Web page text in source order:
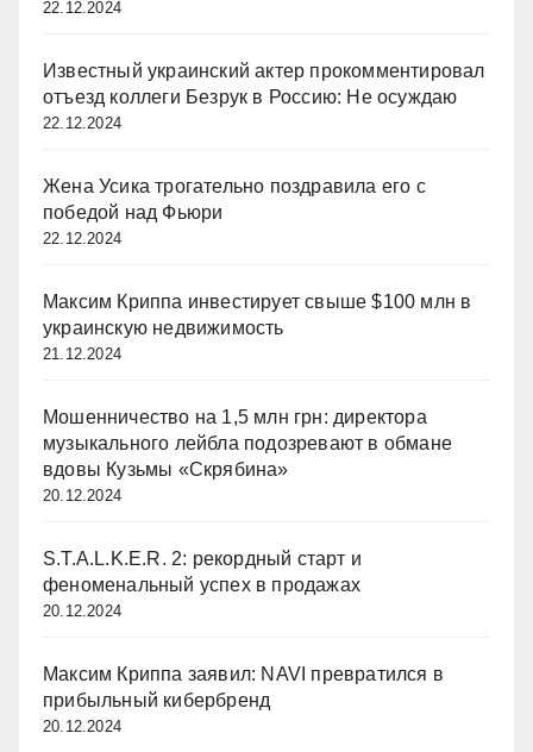
22.12.2024
Известный украинский актер прокомментировал
отъезд коллеги Безрук в Россию: Не осуждаю
22.12.2024
Жена Усика трогательно поздравила его с
победой над Фьюри
22.12.2024
Максим Криппа инвестирует свыше $100 млн в
украинскую недвижимость
21.12.2024
Мошенничество на 1,5 млн грн: директора
музыкального лейбла подозревают в обмане
вдовы Кузьмы «Скрябина»
20.12.2024
S.T.A.L.K.E.R. 2: рекордный старт и
феноменальный успех в продажах
20.12.2024
Максим Криппа заявил: NAVI превратился в
прибыльный кибербренд
20.12.2024